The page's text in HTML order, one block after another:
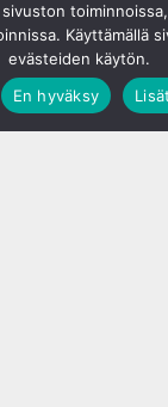
Käyttämällä
evästeiden käytön.
En hyväksy